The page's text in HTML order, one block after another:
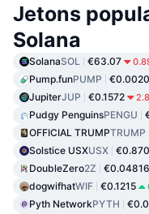
Jetons
Solana
SolanaSOL €63.07
Pump.funPUMP
JupiterJUP €0.1572
Pudgy PenguinsPENGU
OFFICIAL TRUMPTRUMP
Solstice USXUSX
DoubleZero2Z €0.04816
dogwifhatWIF €0.1215
Pyth NetworkPYTH